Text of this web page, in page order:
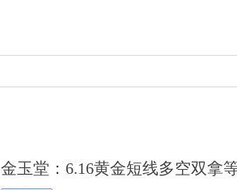
金玉堂：6.16黄金短线多空双拿